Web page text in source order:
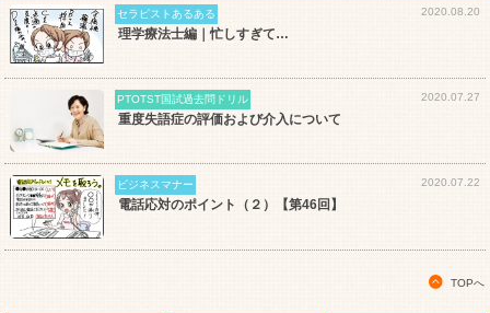
セラピストあるある 2020.08.20
理学療法士編｜忙しすぎて…
PTOTST国試過去問ドリル 2020.07.27
重度失語症の評価および介入について
ビジネスマナー 2020.07.22
電話応対のポイント（２）【第46回】
TOPへ